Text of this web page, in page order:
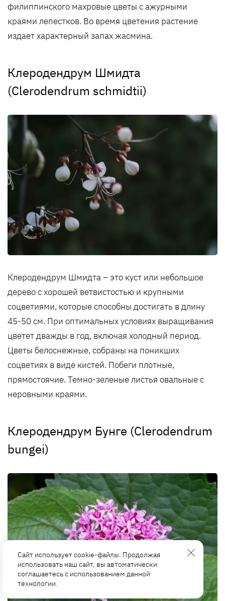
филиппинского махровые цветы с ажурными
краями лепестков. Во время цветения растение
издает характерный запах жасмина.
Клеродендрум Шмидта
(Clerodendrum schmidtii)
Клеродендрум Шмидта – это куст или небольшое
дерево с хорошей ветвистостью и крупными
соцветиями, которые способны достигать в длину
45-50 см. При оптимальных условиях выращивания
цветет дважды в год, включая холодный период.
Цветы белоснежные, собраны на поникших
соцветиях в виде кистей. Побеги плотные,
прямостоячие. Темно-зеленые листья овальные с
неровными краями.
Клеродендрум Бунге (Clerodendrum
bungei)
Сайт использует cookie-файлы. Продолжая
использовать наш сайт, вы автоматически
соглашаетесь с использованием данной
технологии.